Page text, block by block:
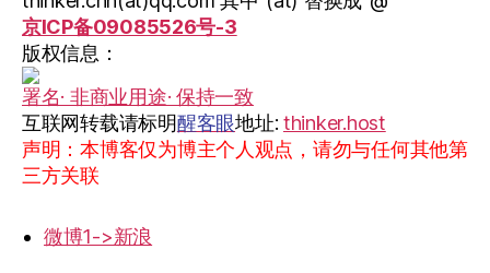
京ICP备09085526号-3
版权信息：
署名· 非商业用途· 保持一致
互联网转载请标明醒客眼地址: thinker.host
声明：本博客仅为博主个人观点，请勿与任何其他第
三方关联
微博1->新浪